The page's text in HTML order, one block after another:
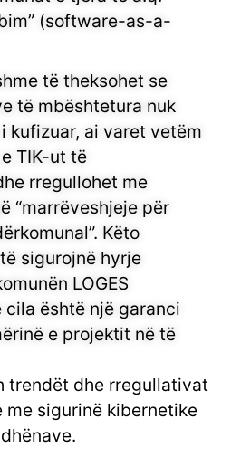
(software-as-a-
të theksohet se
të mbështetura nuk
kufizuar, ai varet vetëm
TIK-ut të
rregullohet me
“marrëveshjeje për
Këto
sigurojnë hyrje
LOGES
cila është një garanci
e projektit në të
trendët dhe rregullativat
me sigurinë kibernetike